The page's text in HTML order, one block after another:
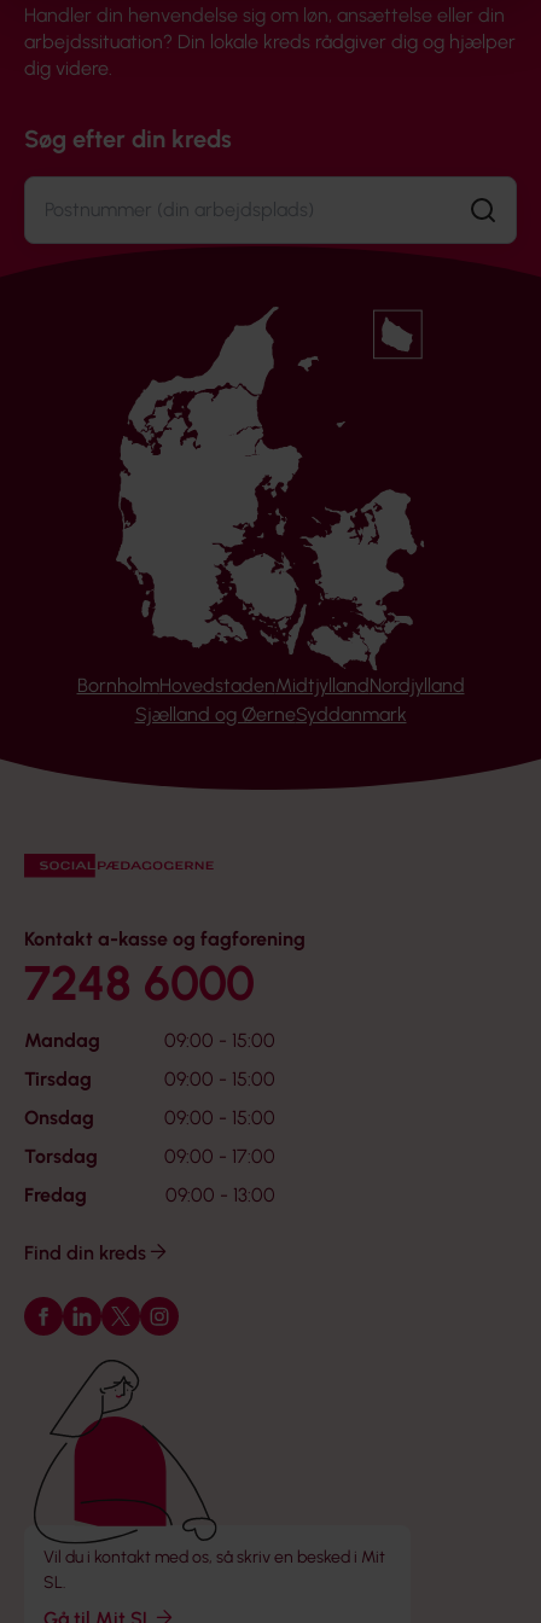
Handler din henvendelse sig om løn, ansættelse eller din
arbejdssituation? Din lokale kreds rådgiver dig og hjælper
dig videre.
Søg efter din kreds
Søg
BornholmHovedstadenMidtjyllandNordjylland
Sjælland og ØerneSyddanmark
Kontakt a-kasse og fagforening
7248 6000
Mandag
09:00 - 15:00
Tirsdag
09:00 - 15:00
Onsdag
09:00 - 15:00
Torsdag
09:00 - 17:00
Fredag
09:00 - 13:00
Find din kreds
Følg os på Facebook
Følg os på LinkedIn
Følg os på X
Følg os på Instagram
Vil du i kontakt med os, så skriv en besked i Mit
SL.